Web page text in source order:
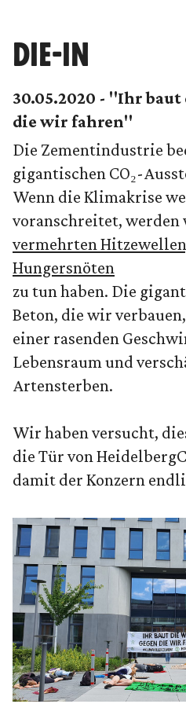
DIE-IN
30.05.2020 - "Ihr baut
die wir fahren"
Die Zementindustrie
gigantischen CO₂-
Wenn die Klimakrise
voranschreitet, werden
vermehrten
Hungersnöten
zu tun haben. Die
Beton, die wir
einer rasenden
Lebensraum und
Artensterben.
Wir haben versucht,
die Tür von
damit der Konzern